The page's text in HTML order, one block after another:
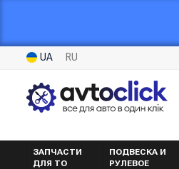
UA RU
ЗАПЧАСТИ
ДЛЯ ТО
ПОДВЕСКА И
РУЛЕВОЕ